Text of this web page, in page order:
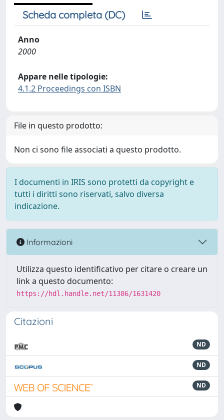
Scheda completa (DC)
Anno
2000
Appare nelle tipologie:
4.1.2 Proceedings con ISBN
File in questo prodotto:
Non ci sono file associati a questo prodotto.
I documenti in IRIS sono protetti da copyright e
tutti i diritti sono riservati, salvo diversa
indicazione.
Informazioni
Utilizza questo identificativo per citare o creare un
link a questo documento:
https://hdl.handle.net/11386/1631420
Citazioni
ND
ND
ND